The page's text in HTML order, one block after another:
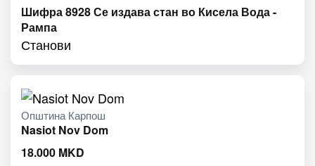
Шифра 8928 Се издава стан во Кисела Вода -
Рампа
Станови
Општина Карпош
Nasiot Nov Dom
18.000 MKD